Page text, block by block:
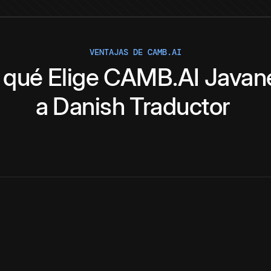
VENTAJAS DE CAMB.AI
EligeCAMB.AI
a Danish Traductor